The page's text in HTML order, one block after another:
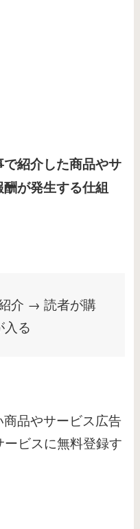
紹介した商品やサ
が発生する仕組
介 → 読者が購
る
品やサービス広告
ビスに無料登録す